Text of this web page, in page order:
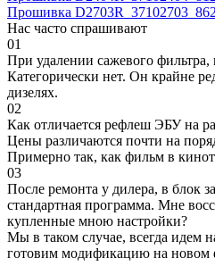
Прошивка
Нас часто спрашивают
01
При удалении сажевого фильтра,
Категорически нет. Он крайне
дизелях.
02
Как отличается рефлеш ЭБУ на
Цены различаются почти на
Примерно так, как фильм в
03
После ремонта у дилера, в блок
стандартная программа. Мне
купленные мною настройки?
Мы в таком случае, всегда идем
готовим модификацию на новом